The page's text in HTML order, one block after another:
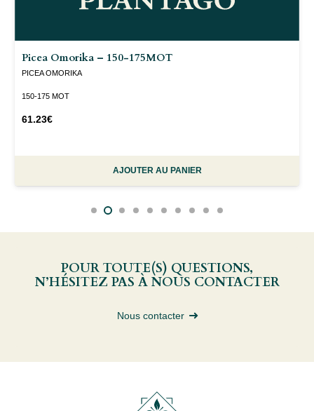
Picea Omorika – 150-175MOT
PICEA OMORIKA
150-175 MOT
61.23€
AJOUTER AU PANIER
POUR TOUTE(S) QUESTIONS,
N’HÉSITEZ PAS À NOUS CONTACTER
Nous contacter